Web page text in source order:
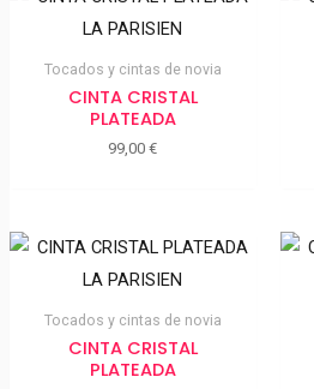
Tocados y cintas de novia
CINTA CRISTAL
PLATEADA
99,00€
Tocados y cintas de novia
CINTA CRISTAL
PLATEADA